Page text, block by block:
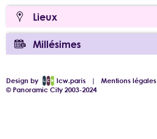
Lieux
Millésimes
Design by lcw.paris |Mentions légales
© Panoramic City 2003-2024